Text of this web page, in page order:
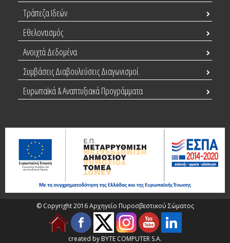
Τράπεζα Ιδεών
Εθελοντισμός
Ανοιχτά Δεδομένα
Συμβάσεις Διαβουλεύσεις Διαγωνισμοί
Ευρωπαϊκά & Αναπτυξιακά Προγράμματα
© Copyright 2016 Αρχηγείο Πυροσβεστικού Σώματος
created by BYTE COMPUTER S.A.